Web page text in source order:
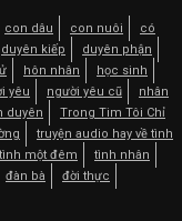
con dâu con nuôi
có
duyên kiếp
duyên phận
hôn nhân
học sinh
yêu người yêu cũ
nhân
duyên
Trong Tim Tôi Chỉ
truyện audio hay về tình
tình một đêm
tình nhân
đàn bà đời thực